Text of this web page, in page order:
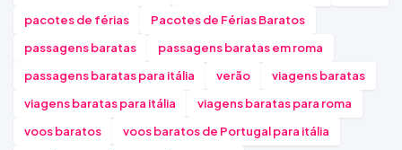
pacotes de férias
Pacotes de Férias Baratos
passagens baratas
passagens baratas em roma
passagens baratas para itália
verão
viagens baratas
viagens baratas para itália
viagens baratas para roma
voos baratos
voos baratos de Portugal para itália